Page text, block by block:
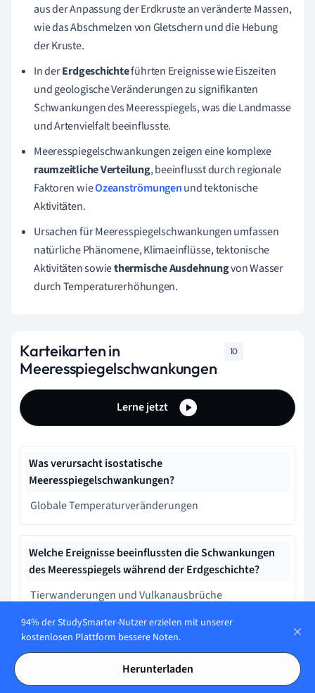
aus der Anpassung der Erdkruste an veränderte Massen,
wie das Abschmelzen von Gletschern und die Hebung
der Kruste.
In derErdgeschichteführten Ereignisse wie Eiszeiten
und geologische Veränderungen zu signifikanten
Schwankungen des Meeresspiegels, was die Landmasse
und Artenvielfalt beeinflusste.
Meeresspiegelschwankungen zeigen eine komplexe
raumzeitliche Verteilung, beeinflusst durch regionale
Faktoren wieOzeanströmungenund tektonische
Aktivitäten.
Ursachen für Meeresspiegelschwankungen umfassen
natürliche Phänomene, Klimaeinflüsse, tektonische
Aktivitäten sowiethermische Ausdehnungvon Wasser
durch Temperaturerhöhungen.
Karteikarten in
Meeresspiegelschwankungen
10
Lerne jetzt
Was verursacht isostatische
Meeresspiegelschwankungen?
Globale Temperaturveränderungen
Welche Ereignisse beeinflussten die Schwankungen
des Meeresspiegels während der Erdgeschichte?
Tierwanderungen und Vulkanausbrüche
Wie verbessern Wissenschaftler das Verständnis
Durch die Analyse von Foraminiferen-Fossilien.
94% der StudySmarter-Nutzer erzielen mit unserer
kostenlosen Plattform bessere Noten.
Herunterladen